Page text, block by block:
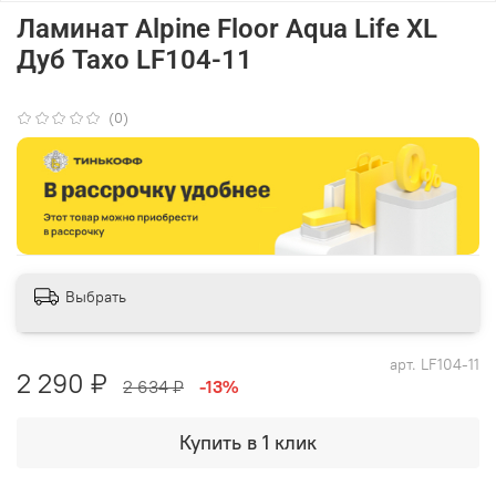
(0)
арт. LF104-11
Ламинат Alpine Floor Aqua Life XL
Дуб Тахо LF104-11
2 290 ₽ 2 634 ₽ -13%
Купить в 1 клик
Выбрать